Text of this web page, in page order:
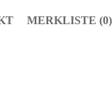
MERKLISTE (0)